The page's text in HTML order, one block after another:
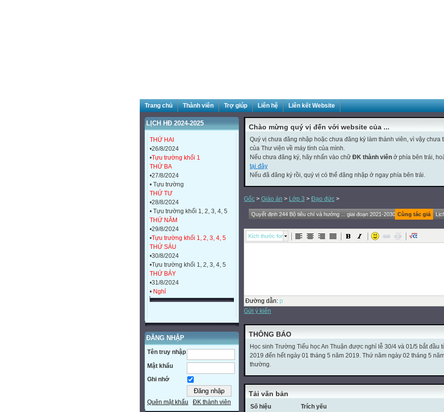
Trang chủ Thành viên Trợ giúp Liên hệ Liên kết Website
LỊCH HĐ 2024-2025
THỨ HAI
•26/8/2024
•Tựu trường khối 1
THỨ BA
•27/8/2024
• Tựu trường
THỨ TƯ
•28/8/2024
• Tựu trường khối 1, 2, 3, 4, 5
THỨ NĂM
•29/8/2024
•Tựu trường khối 1, 2, 3, 4, 5
THỨ SÁU
•30/8/2024
•Tựu trường khối 1, 2, 3, 4, 5
THỨ BẢY
•31/8/2024
• Nghỉ
ĐĂNG NHẬP
Tên truy nhập
Mật khẩu
Ghi nhớ
Quên mật khẩu ĐK thành viên
Chào mừng quý vị đến với website của ...
Quý vị chưa đăng nhập hoặc chưa đăng ký làm thành viên, vì vậy chưa
của Thư viện về máy tính của mình.
Nếu chưa đăng ký, hãy nhấn vào chữ ĐK thành viên ở phía bên trái,
tại đây
Nếu đã đăng ký rồi, quý vị có thể đăng nhập ở ngay phía bên trái.
Gốc > Giáo án > Lớp 3 > Đạo đức >
Quyết định 244 Bộ tiêu chí và hướng ... giai đoạn 2021-2030 Cùng tác giả
Kích thước font
Đường dẫn: p
Gửi ý kiến
THÔNG BÁO
Học sinh Trường Tiểu học An Thuận được nghỉ lễ 30/4 và 01/5 bắt đầu
2019 đến hết ngày 01 tháng 5 năm 2019. Thứ năm ngày 02 tháng 5
thường.
Tải văn bản
Số hiệu
Trích yếu